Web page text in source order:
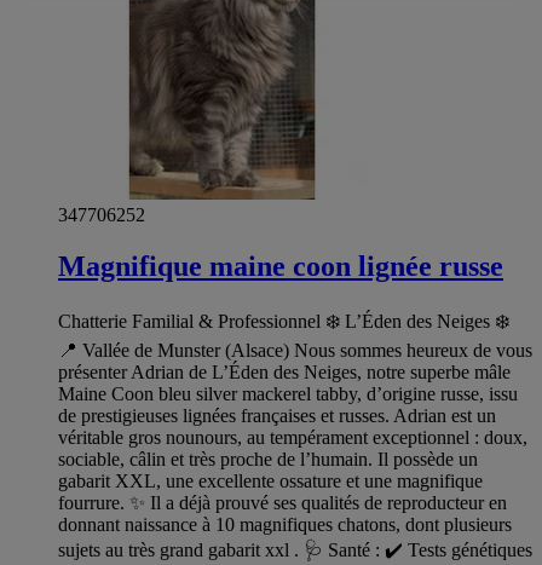
347706252
Magnifique maine coon lignée russe
Chatterie Familial & Professionnel ❄️ L’Éden des Neiges ❄️
📍 Vallée de Munster (Alsace) Nous sommes heureux de vous
présenter Adrian de L’Éden des Neiges, notre superbe mâle
Maine Coon bleu silver mackerel tabby, d’origine russe, issu
de prestigieuses lignées françaises et russes. Adrian est un
véritable gros nounours, au tempérament exceptionnel : doux,
sociable, câlin et très proche de l’humain. Il possède un
gabarit XXL, une excellente ossature et une magnifique
fourrure. ✨ Il a déjà prouvé ses qualités de reproducteur en
donnant naissance à 10 magnifiques chatons, dont plusieurs
sujets au très grand gabarit xxl . 🩺 Santé : ✔️ Tests génétiques